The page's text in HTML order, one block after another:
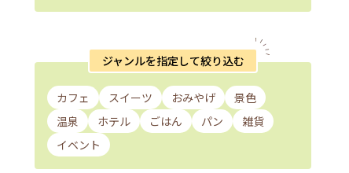
ジャンルを指定して絞り込む
カフェ スイーツ おみやげ
景色
温泉
ホテル ごはん パン
雑貨
イベント